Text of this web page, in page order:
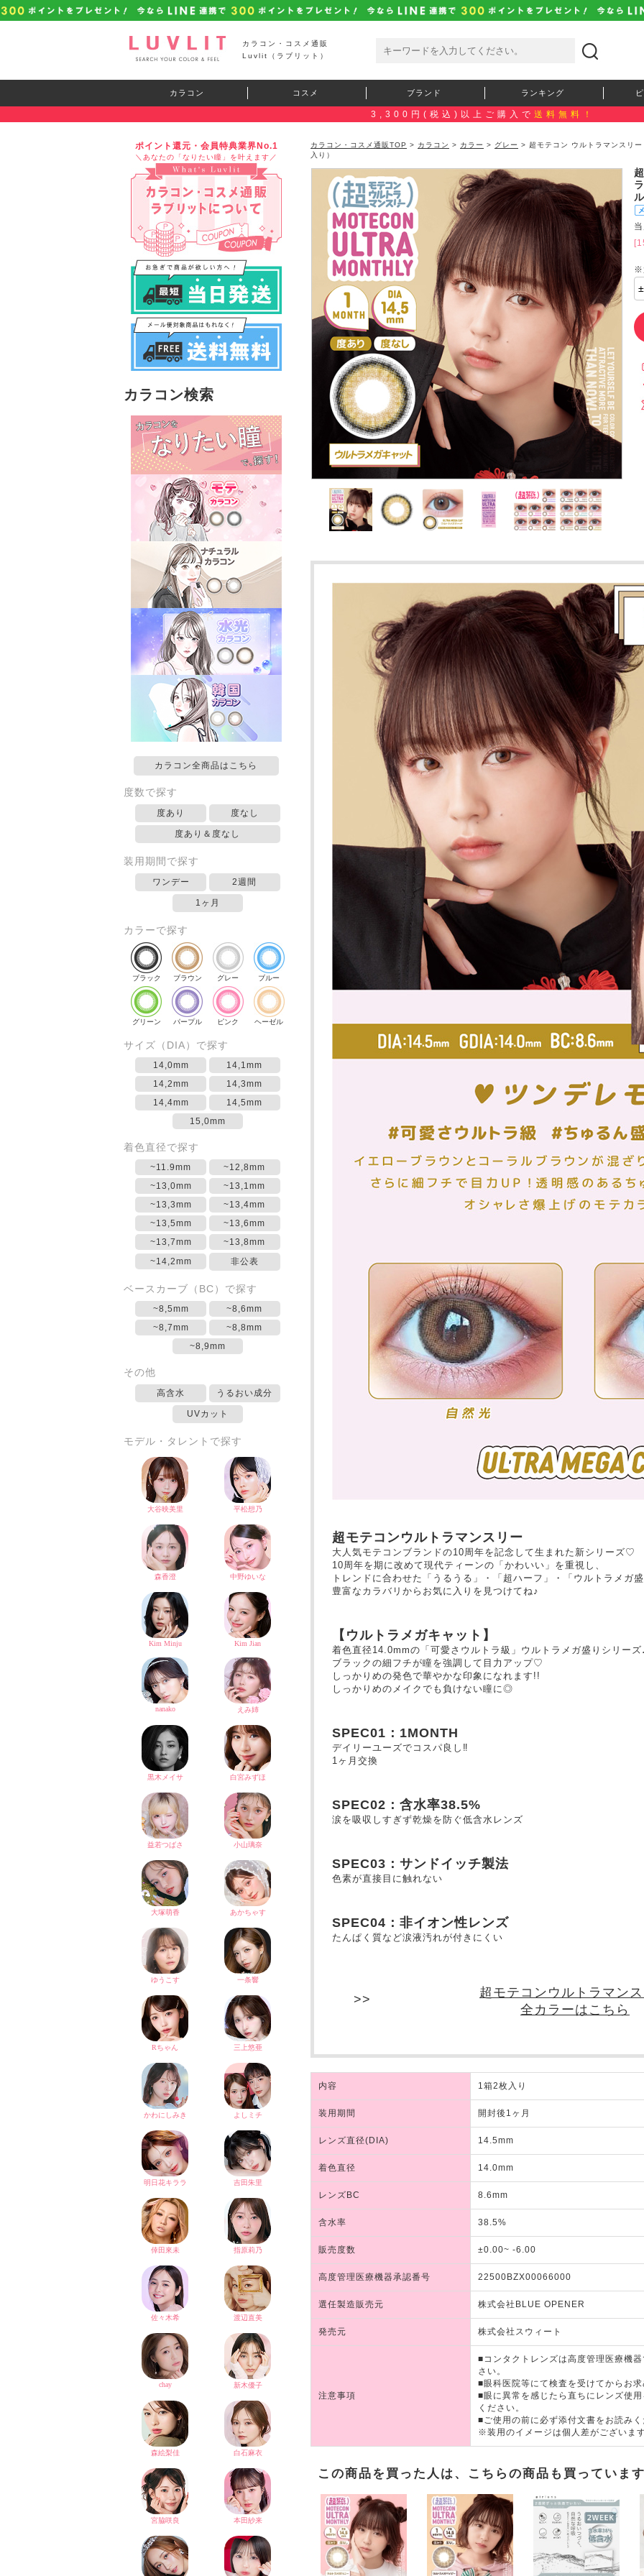
カラコン・コスメ通販
Luvlit（ラブリット）
カラコン コスメ ブランド ランキング
3,300円(税込)以上ご購入で 送料無料！
ポイント還元・会員特典業界No.1
＼あなたの「なりたい瞳」を叶えます／
カラコン検索
カラコン全商品はこちら
度数で探す
度あり 度なし
度あり＆度なし
装用期間で探す
ワンデー 2週間
1ヶ月
カラーで探す
ブラック ブラウン グレー ブルー
グリーン パープル ピンク ヘーゼル
サイズ（DIA）で探す
14,0mm
14,1mm
14,2mm
14,3mm
14,4mm
14,5mm
15,0mm
着色直径で探す
~11.9mm
~12,8mm
~13,0mm
~13,1mm
~13,3mm
~13,4mm
~13,5mm
~13,6mm
~13,7mm
~13,8mm
~14,2mm
非公表
ベースカーブ（BC）で探す
~8,5mm
~8,6mm
~8,7mm
~8,8mm
~8,9mm
その他
高含水 うるおい成分
UVカット
モデル・タレントで探す
カラコン・コスメ通販TOP > カラコン > カラー > グレー > 超モテコン ウルトラマンスリ
入り）
超モテコンウルトラマンスリー
大人気モテコンブランドの10周年を記念して生まれた新シリーズ♡
10周年を期に改めて現代ティーンの「かわいい」を重視し、
トレンドに合わせた「うるうる」・「超ハーフ」・「ウルトラメガ
豊富なカラバリからお気に入りを見つけてね♪
【ウルトラメガキャット】
着色直径14.0mmの「可愛さウルトラ級」ウルトラメガ盛りシリーズ
ブラックの細フチが瞳を強調して目力アップ♡
しっかりめの発色で華やかな印象になれます!!
しっかりめのメイクでも負けない瞳に◎
SPEC01：1MONTH
デイリーユーズでコスパ良し‼
1ヶ月交換
SPEC02：含水率38.5%
涙を吸収しすぎず乾燥を防ぐ低含水レンズ
SPEC03：サンドイッチ製法
色素が直接目に触れない
SPEC04：非イオン性レンズ
たんぱく質など涙液汚れが付きにくい
超モテコンウルトラマン
全カラーはこちら
内容 1箱2枚入り
装用期間 開封後1ヶ月
レンズ直径(DIA) 14.5mm
着色直径 14.0mm
レンズBC 8.6mm
含水率 38.5%
販売度数 ±0.00~ -6.00
高度管理医療機器承認番号 22500BZX00066000
選任製造販売元 株式会社BLUE OPENER
発売元 株式会社スウィート
注意事項
■コンタクトレンズは高度管理医療機
さい。
■眼科医院等にて検査を受けてからお
■眼に異常を感じたら直ちにレンズ使
ください。
■ご使用の前に必ず添付文書をお読み
※装用のイメージは個人差がございま
この商品を買った人は、こちらの商品も買っていま